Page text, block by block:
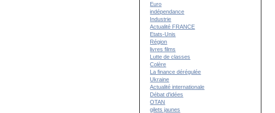
Euro
indépendance
Industrie
Actualité FRANCE
Etats-Unis
Région
livres films
Lutte de classes
Colère
La finance dérégulée
Ukraine
Actualité internationale
Débat d'idées
OTAN
gilets jaunes